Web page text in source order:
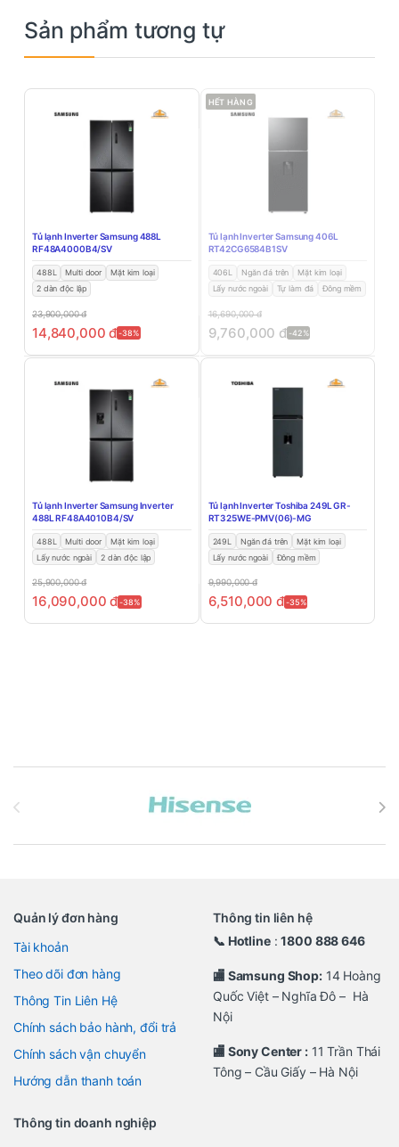
Sản phẩm tương tự
Tủ lạnh Inverter Samsung 488L
RF48A4000B4/SV
488L Multi door
Mặt kim loại
2 dàn độc lập
23,900,000đ
14,840,000đ-38%
HẾT HÀNG
Tủ lạnh Inverter Samsung 406L
RT42CG6584B1SV
406L Ngăn đá trên
Mặt kim loại
Lấy nước ngoài
Tự làm đá Đông mềm
16,690,000đ
9,760,000 đ -42%
Tủ lạnh Inverter Samsung Inverter
488L RF48A4010B4/SV
488L Multi door
Mặt kim loại
Lấy nước ngoài
2 dàn độc lập
25,900,000đ
16,090,000đ-38%
Tủ lạnh Inverter Toshiba 249L GR-
RT325WE-PMV(06)-MG
249L Ngăn đá trên
Mặt kim loại
Lấy nước ngoài
Đông mềm
9,990,000đ
6,510,000đ-35%
Quản lý đơn hàng
Tài khoản
Theo dõi đơn hàng
Thông Tin Liên Hệ
Chính sách bảo hành, đổi trả
Chính sách vận chuyển
Hướng dẫn thanh toán
Thông tin liên hệ
📞 Hotline:1800 888 646
🏬 Samsung Shop:14 Hoàng
Quốc Việt – Nghĩa Đô – Hà
Nội
🏬 Sony Center :11 Trần Thái
Tông – Cầu Giấy – Hà Nội
Thông tin doanh nghiệp